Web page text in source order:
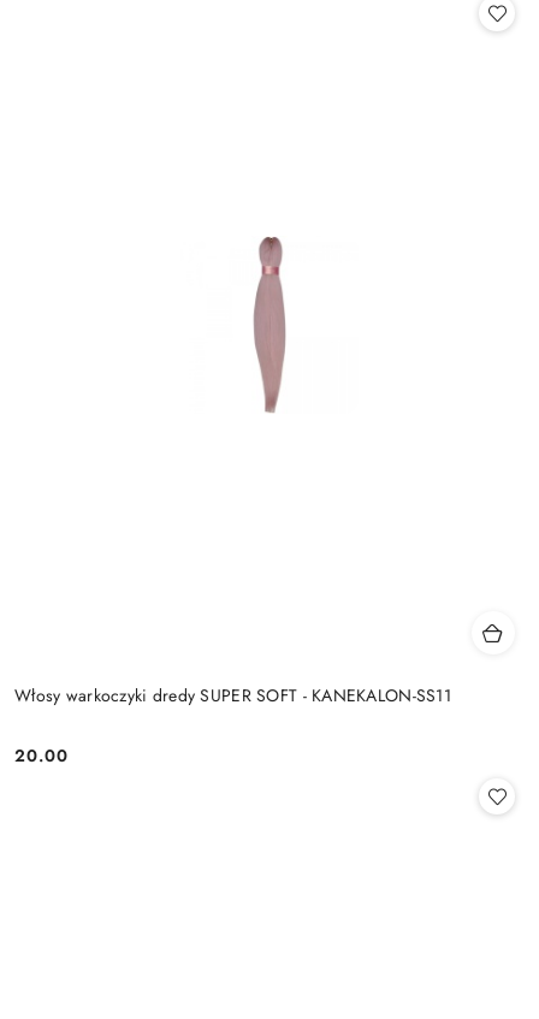
Włosy warkoczyki dredy SUPER SOFT - KANEKALON-SS11
Cena:
20.00